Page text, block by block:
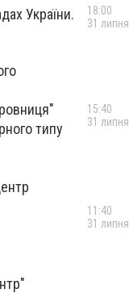
України.
типу
18:00
31 липня
15:40
31 липня
11:40
31 липня